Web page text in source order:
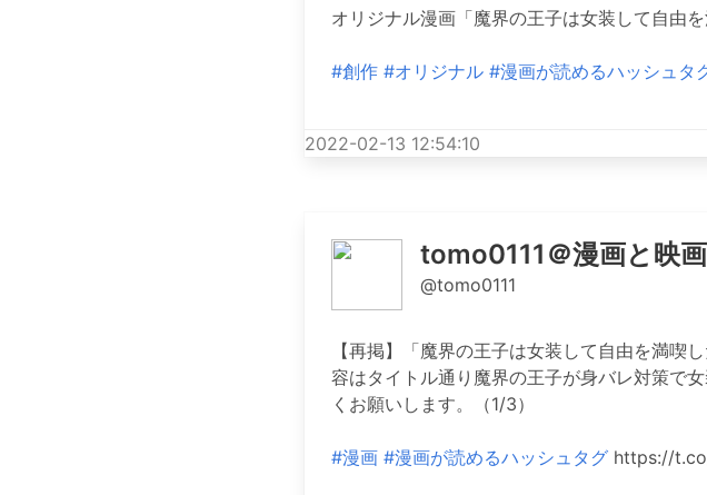
オリジナル漫画「魔界の王子は女装して自由
#創作 #オリジナル #漫画が読めるハッシュタ
2022-02-13 12:54:10
tomo0111＠漫画と映画
@tomo0111
【再掲】「魔界の王子は女装して自由を満喫
容はタイトル通り魔界の王子が身バレ対策で
くお願いします。（1/3）
#漫画 #漫画が読めるハッシュタグhttps://